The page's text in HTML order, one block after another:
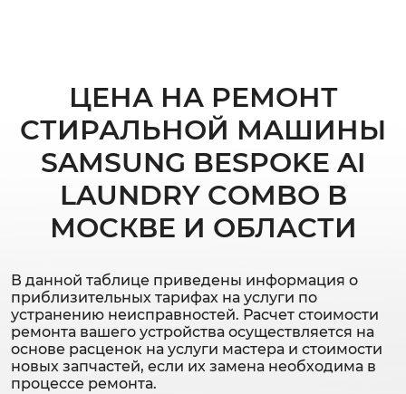
ЦЕНА НА РЕМОНТ
СТИРАЛЬНОЙ МАШИНЫ
SAMSUNG BESPOKE AI
LAUNDRY COMBO В
МОСКВЕ И ОБЛАСТИ
В данной таблице приведены информация о
приблизительных тарифах на услуги по
устранению неисправностей. Расчет стоимости
ремонта вашего устройства осуществляется на
основе расценок на услуги мастера и стоимости
новых запчастей, если их замена необходима в
процессе ремонта.